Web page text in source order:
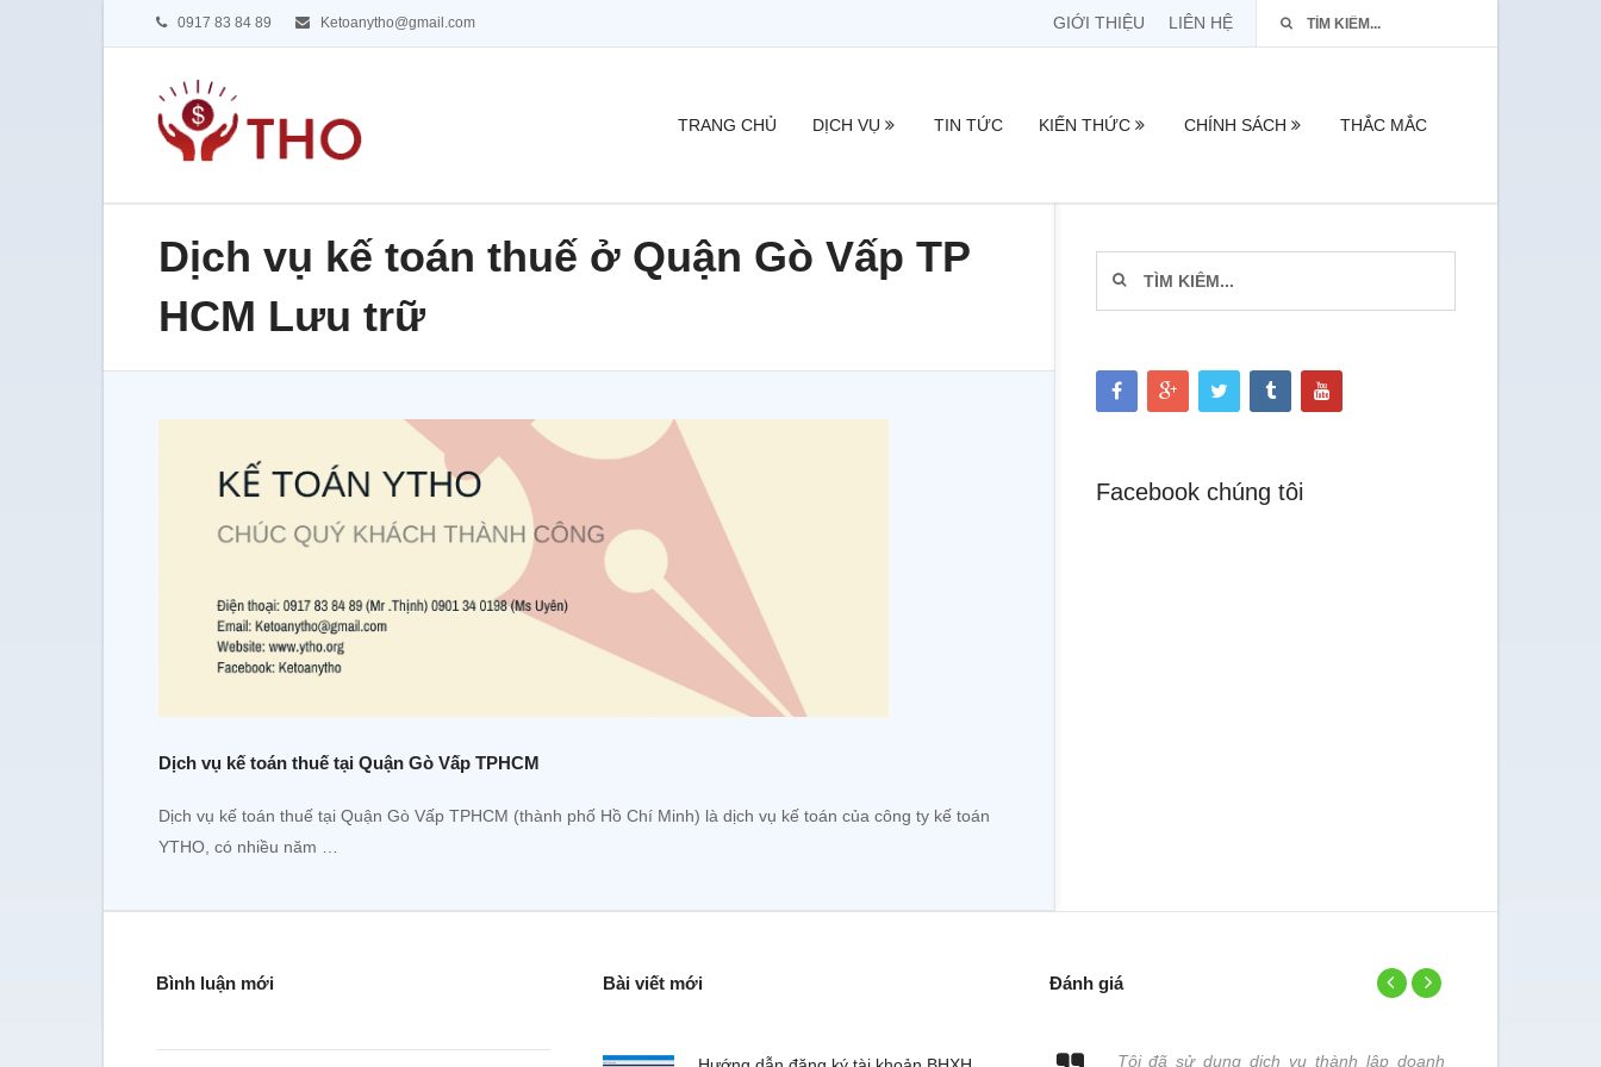
0917 83 84 89 Ketoanytho@gmail.com GIỚI THIỆU LIÊN HỆ
TRANG CHỦ DỊCH VỤ TIN TỨC KIẾN THỨC CHÍNH SÁCH THẮC MẮC
Dịch vụ kế toán thuế ở Quận Gò Vấp TP
HCM Lưu trữ
Dịch vụ kế toán thuế tại Quận Gò Vấp TPHCM
Dịch vụ kế toán thuế tại Quận Gò Vấp TPHCM (thành phố Hồ Chí Minh) là dịch vụ kế toán của công ty kế toán
YTHO, có nhiều năm …
Facebook chúng tôi
Bình luận mới Bài viết mới Đánh giá
Tôi đã sử dụng dịch vụ thành lập doanh
Đơn vị chúng tôi chuyên nhập hàng về bán,
Tôi đã sử dụng dịch vụ thành lập doanh